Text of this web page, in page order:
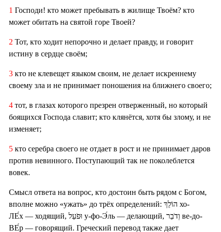
1 Господи! кто может пребывать в жилище Твоём? кто
может обитать на святой горе Твоей?
2 Тот, кто ходит непорочно и делает правду, и говорит
истину в сердце своём;
3 кто не клевещет языком своим, не делает искреннему
своему зла и не принимает поношения на ближнего своего;
4 тот, в глазах которого презрен отверженный, но который
боящихся Господа славит; кто клянётся, хотя бы злому, и не
изменяет;
5 кто серебра своего не отдает в рост и не принимает даров
против невинного. Поступающий так не поколеблется
вовек.
Смысл ответа на вопрос, кто достоин быть рядом с Богом,
вполне можно «ужать» до трёх определений: הוֹלֵךְ хо-
ЛЕ́х — ходящий, וּפֹעֵל у-фо-Э́ль — делающий, וְדֹבֵר ве-до-
ВЕ́р — говорящий. Греческий перевод также дает